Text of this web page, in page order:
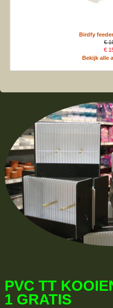
Birdfy
€
€
Bekijk alle
PVC TT
1 GRATIS